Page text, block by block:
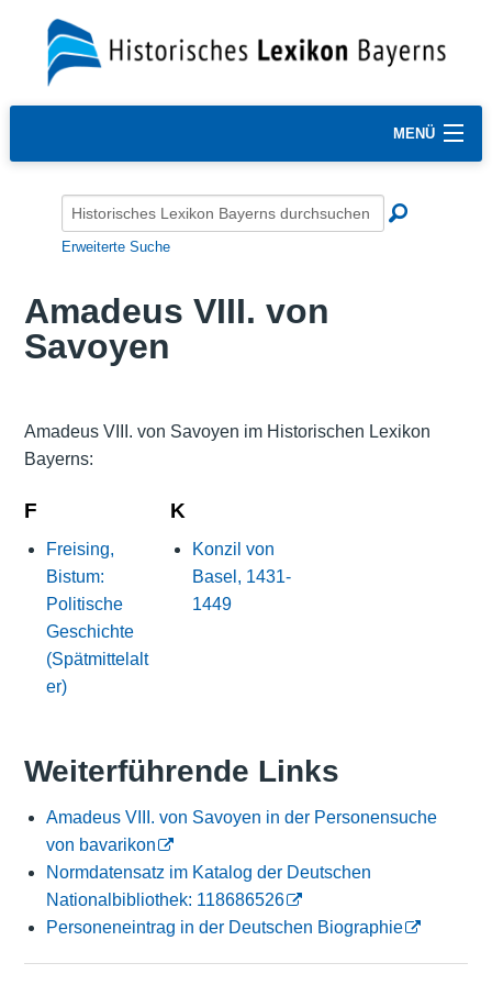
MENÜ
Erweiterte Suche
Amadeus VIII. von
Savoyen
Amadeus VIII. von Savoyen im Historischen Lexikon
Bayerns:
F
Freising,
Bistum:
Politische
Geschichte
(Spätmittelalt
er)
K
Konzil von
Basel, 1431-
1449
Weiterführende Links
Amadeus VIII. von Savoyen in der Personensuche
von bavarikon
Normdatensatz im Katalog der Deutschen
Nationalbibliothek: 118686526
Personeneintrag in der Deutschen Biographie